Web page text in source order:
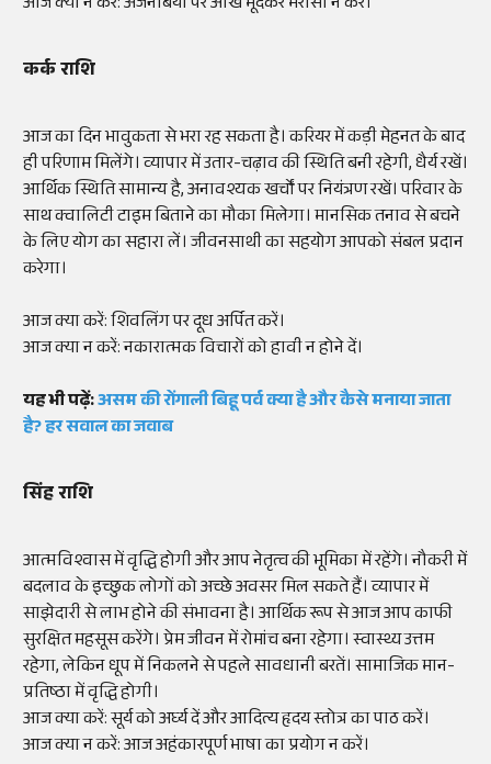
कर्क राशि
आज का दिन भावुकता से भरा रह सकता है। करियर में कड़ी मेहनत के बाद
ही परिणाम मिलेंगे। व्यापार में उतार-चढ़ाव की स्थिति बनी रहेगी, धैर्य रखें।
आर्थिक स्थिति सामान्य है, अनावश्यक खर्चों पर नियंत्रण रखें। परिवार के
साथ क्वालिटी टाइम बिताने का मौका मिलेगा। मानसिक तनाव से बचने
के लिए योग का सहारा लें। जीवनसाथी का सहयोग आपको संबल प्रदान
करेगा।
आज क्या करें: शिवलिंग पर दूध अर्पित करें।
आज क्या न करें: नकारात्मक विचारों को हावी न होने दें।
यह भी पढ़ें:असम की रोंगाली बिहू पर्व क्या है और कैसे मनाया जाता
है? हर सवाल का जवाब
सिंह राशि
आत्मविश्वास में वृद्धि होगी और आप नेतृत्व की भूमिका में रहेंगे। नौकरी में
बदलाव के इच्छुक लोगों को अच्छे अवसर मिल सकते हैं। व्यापार में
साझेदारी से लाभ होने की संभावना है। आर्थिक रूप से आज आप काफी
सुरक्षित महसूस करेंगे। प्रेम जीवन में रोमांच बना रहेगा। स्वास्थ्य उत्तम
रहेगा, लेकिन धूप में निकलने से पहले सावधानी बरतें। सामाजिक मान-
प्रतिष्ठा में वृद्धि होगी।
आज क्या करें: सूर्य को अर्घ्य दें और आदित्य हृदय स्तोत्र का पाठ करें।
आज क्या न करें: आज अहंकारपूर्ण भाषा का प्रयोग न करें।